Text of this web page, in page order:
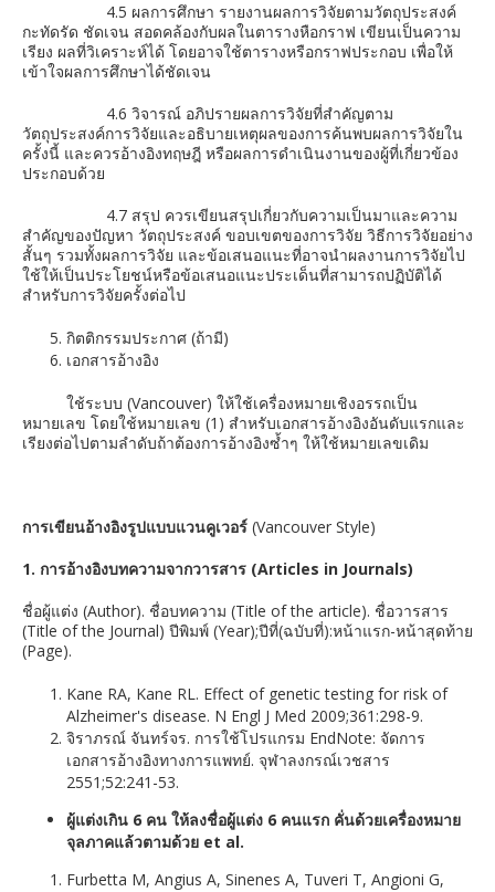
4.5 ผลการศึกษา รายงานผลการวิจัยตามวัตถุประสงค์
กะทัดรัด ชัดเจน สอดคล้องกับผลในตารางหือกราฟ เขียนเป็นความ
เรียง ผลที่วิเคราะห์ได้ โดยอาจใช้ตารางหรือกราฟประกอบ เพื่อให้
เข้าใจผลการศึกษาได้ชัดเจน
4.6 วิจารณ์ อภิปรายผลการวิจัยที่สำคัญตาม
วัตถุประสงค์การวิจัยและอธิบายเหตุผลของการค้นพบผลการวิจัยใน
ครั้งนี้ และควรอ้างอิงทฤษฎี หรือผลการดำเนินงานของผู้ที่เกี่ยวข้อง
ประกอบด้วย
4.7 สรุป ควรเขียนสรุปเกี่ยวกับความเป็นมาและความ
สำคัญของปัญหา วัตถุประสงค์ ขอบเขตของการวิจัย วิธีการวิจัยอย่าง
สั้นๆ รวมทั้งผลการวิจัย และข้อเสนอแนะที่อาจนำผลงานการวิจัยไป
ใช้ให้เป็นประโยชน์หรือข้อเสนอแนะประเด็นที่สามารถปฏิบัติได้
สำหรับการวิจัยครั้งต่อไป
กิตติกรรมประกาศ (ถ้ามี)
เอกสารอ้างอิง
ใช้ระบบ (Vancouver) ให้ใช้เครื่องหมายเชิงอรรถเป็น
หมายเลข โดยใช้หมายเลข (1) สำหรับเอกสารอ้างอิงอันดับแรกและ
เรียงต่อไปตามลำดับถ้าต้องการอ้างอิงซ้ำๆ ให้ใช้หมายเลขเดิม
การเขียนอ้างอิงรูปแบบแวนคูเวอร์ (Vancouver Style)
1. การอ้างอิงบทความจากวารสาร (Articles in Journals)
ชื่อผู้แต่ง (Author). ชื่อบทความ (Title of the article). ชื่อวารสาร
(Title of the Journal) ปีพิมพ์ (Year);ปีที่(ฉบับที่):หน้าแรก-หน้าสุดท้าย
(Page).
Kane RA, Kane RL. Effect of genetic testing for risk of
Alzheimer's disease. N Engl J Med 2009;361:298-9.
จิราภรณ์ จันทร์จร. การใช้โปรแกรม EndNote: จัดการ
เอกสารอ้างอิงทางการแพทย์. จุฬาลงกรณ์เวชสาร
2551;52:241-53.
ผู้แต่งเกิน 6 คน ให้ลงชื่อผู้แต่ง 6 คนแรก คั่นด้วยเครื่องหมาย
จุลภาคแล้วตามด้วย et al.
Furbetta M, Angius A, Sinenes A, Tuveri T, Angioni G,